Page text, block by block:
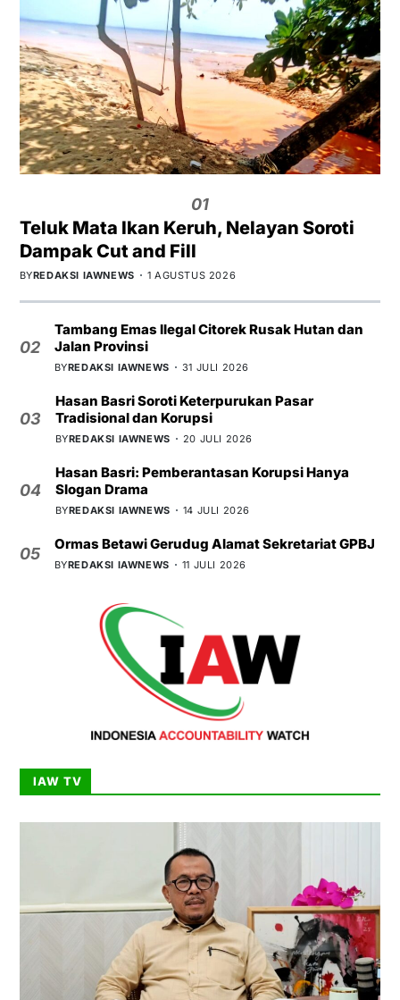
01
Teluk Mata Ikan Keruh, Nelayan Soroti
Dampak Cut and Fill
BYREDAKSI IAWNEWS 1 AGUSTUS 2026
02
Tambang Emas Ilegal Citorek Rusak Hutan dan
Jalan Provinsi
BYREDAKSI IAWNEWS 31 JULI 2026
03
Hasan Basri Soroti Keterpurukan Pasar
Tradisional dan Korupsi
BYREDAKSI IAWNEWS 20 JULI 2026
04
Hasan Basri: Pemberantasan Korupsi Hanya
Slogan Drama
BYREDAKSI IAWNEWS 14 JULI 2026
05
Ormas Betawi Gerudug Alamat Sekretariat GPBJ
BYREDAKSI IAWNEWS 11 JULI 2026
IAW TV